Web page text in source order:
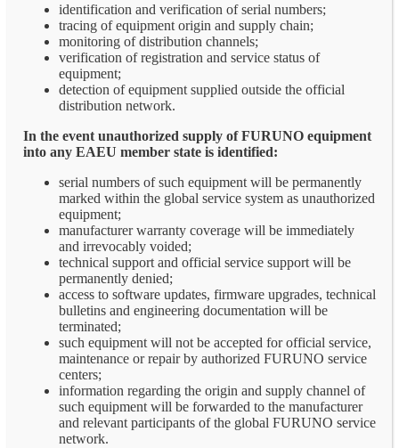
identification and verification of serial numbers;
tracing of equipment origin and supply chain;
monitoring of distribution channels;
verification of registration and service status of
equipment;
detection of equipment supplied outside the official
distribution network.
In the event unauthorized supply of FURUNO equipment
into any EAEU member state is identified:
serial numbers of such equipment will be permanently
marked within the global service system as unauthorized
equipment;
manufacturer warranty coverage will be immediately
and irrevocably voided;
technical support and official service support will be
permanently denied;
access to software updates, firmware upgrades, technical
bulletins and engineering documentation will be
terminated;
such equipment will not be accepted for official service,
maintenance or repair by authorized FURUNO service
centers;
information regarding the origin and supply channel of
such equipment will be forwarded to the manufacturer
and relevant participants of the global FURUNO service
network.